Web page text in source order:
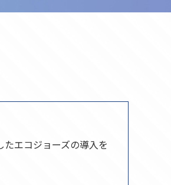
エコジョーズの導入を